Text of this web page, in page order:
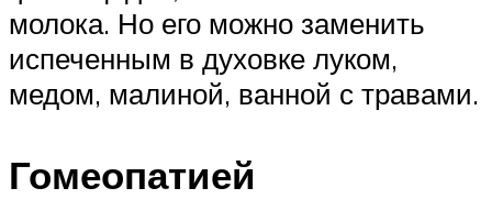
молока. Но его можно заменить
испеченным в духовке луком,
медом, малиной, ванной с травами.
Гомеопатией